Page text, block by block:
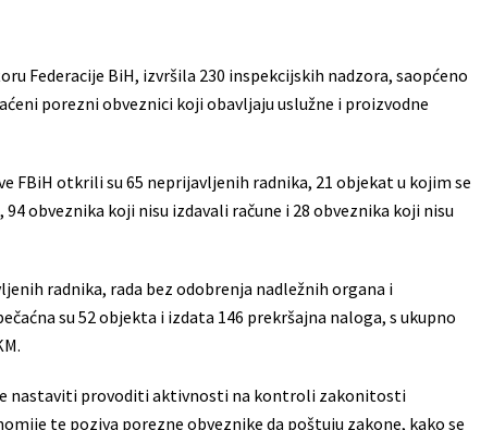
Federacije BiH, izvršila 230 inspekcijskih nadzora, saopćeno
porezni obveznici koji obavljaju uslužne i proizvodne
FBiH otkrili su 65 neprijavljenih radnika, 21 objekat u kojim se
obveznika koji nisu izdavali račune i 28 obveznika koji nisu
radnika, rada bez odobrenja nadležnih organa i
su 52 objekta i izdata 146 prekršajna naloga, s ukupno
nastaviti provoditi aktivnosti na kontroli zakonitosti
te poziva porezne obveznike da poštuju zakone, kako se